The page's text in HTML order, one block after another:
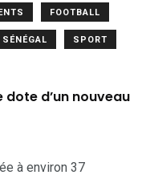
FOOTBALL
SÉNÉGAL SPORT
dote d’un nouveau
à environ 37